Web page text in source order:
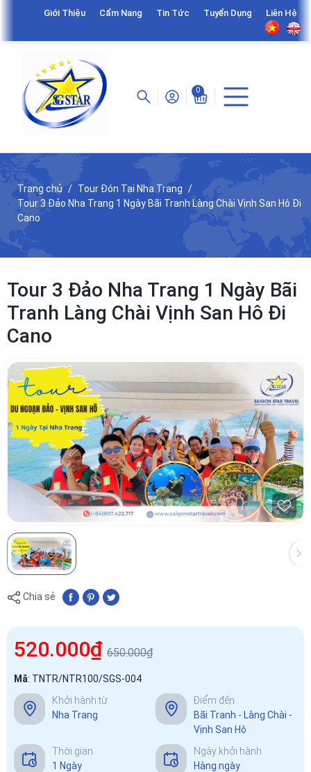
Giới Thiệu Cẩm Nang Tin Tức Tuyển Dụng Liên Hệ
0
Trang chủ
Tour Đón Tại Nha Trang
Tour 3 Đảo Nha Trang 1 Ngày Bãi Tranh Làng Chài Vịnh San Hô Đi
Cano
Tour 3 Đảo Nha Trang 1 Ngày Bãi
Tranh Làng Chài Vịnh San Hô Đi
Cano
Chia sẻ
520.000₫ 650.000₫
Mã: TNTR/NTR100/SGS-004
Khởi hành từ
Nha Trang
Điểm đến
Bãi Tranh - Làng Chài -
Vịnh San Hô
Thời gian
1 Ngày
Ngày khởi hành
Hàng ngày